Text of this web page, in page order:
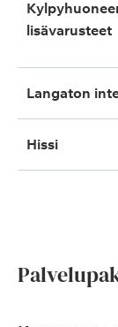
kylpyhuoneen
lisävarusteet
langaton
hissi